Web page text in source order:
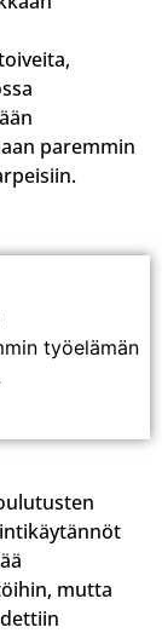
paremmin
työelämän
mutta